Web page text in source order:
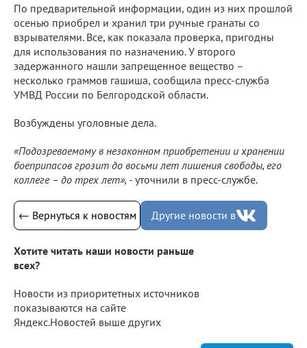
По предварительной информации, один из них прошлой
осенью приобрел и хранил три ручные гранаты со
взрывателями. Все, как показала проверка, пригодны
для использования по назначению. У второго
задержанного нашли запрещенное вещество –
несколько граммов гашиша, сообщила пресс-служба
УМВД России по Белгородской области.
Возбуждены уголовные дела.
«Подозреваемому в незаконном приобретении и хранении
боеприпасов грозит до восьми лет лишения свободы, его
коллеге – до трех лет», - уточнили в пресс-службе.
← Вернуться к новостям Другие новости в
Хотите читать наши новости раньше
всех?
Новости из приоритетных источников
показываются на сайте
Яндекс.Новостей выше других